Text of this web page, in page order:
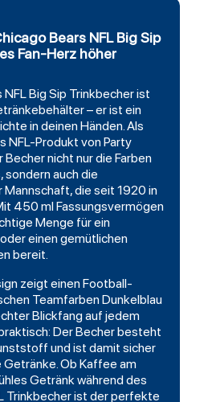
Bears NFL Big Sip
Fan-Herz höher
NFL Big Sip Trinkbecher ist
– er ist ein
in deinen Händen. Als
NFL-Produkt vonParty
nicht nur die Farben
sondern auch die
die seit 1920 in
450 ml Fassungsvermögen
Menge für ein
einen gemütlichen
bereit.
zeigt einenFootball-
Teamfarben Dunkelblau
Blickfang auf jedem
Der Becher besteht
und ist damit sicher
Ob Kaffee am
Getränk während des
Trinkbecher ist der perfekte